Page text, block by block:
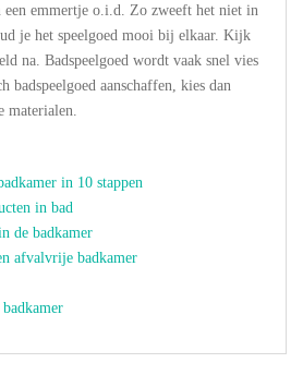
een emmertje o.i.d. Zo zweeft het niet in
je het speelgoed mooi bij elkaar. Kijk
na. Badspeelgoed wordt vaak snel vies
badspeelgoed aanschaffen, kies dan
in 10 stappen
in bad
de badkamer
afvalvrije badkamer